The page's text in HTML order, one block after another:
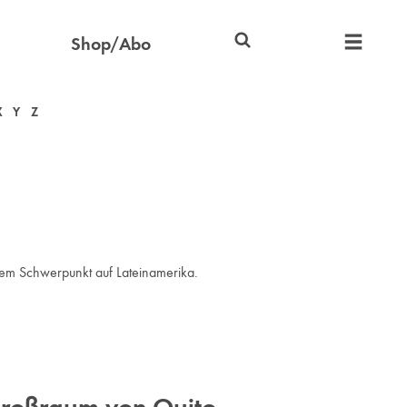
Shop/Abo
Y Z
Schwerpunkt auf Lateinamerika.